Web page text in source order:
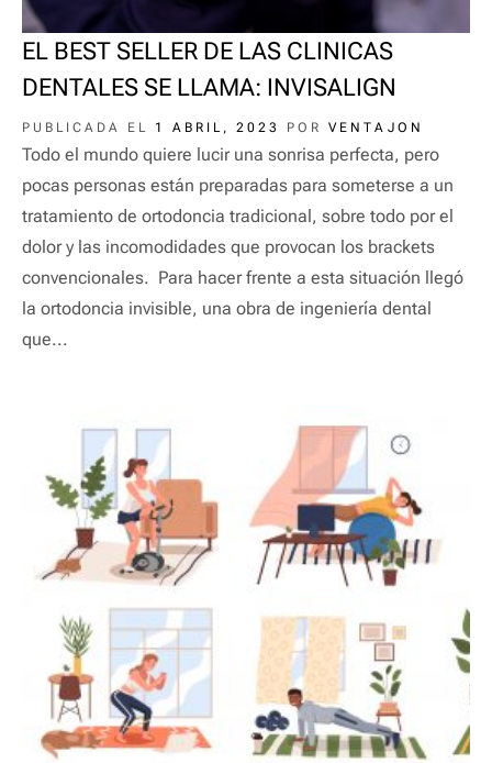
EL BEST SELLER DE LAS CLINICAS
DENTALES SE LLAMA: INVISALIGN
PUBLICADA EL 1 ABRIL, 2023 POR VENTAJON
Todo el mundo quiere lucir una sonrisa perfecta, pero
pocas personas están preparadas para someterse a un
tratamiento de ortodoncia tradicional, sobre todo por el
dolor y las incomodidades que provocan los brackets
convencionales. Para hacer frente a esta situación llegó
la ortodoncia invisible, una obra de ingeniería dental
que...